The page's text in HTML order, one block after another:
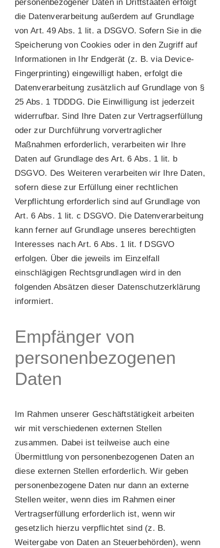
personenbezogener Daten in Drittstaaten erfolgt
die Datenverarbeitung außerdem auf Grundlage
von Art. 49 Abs. 1 lit. a DSGVO. Sofern Sie in die
Speicherung von Cookies oder in den Zugriff auf
Informationen in Ihr Endgerät (z. B. via Device-
Fingerprinting) eingewilligt haben, erfolgt die
Datenverarbeitung zusätzlich auf Grundlage von §
25 Abs. 1 TDDDG. Die Einwilligung ist jederzeit
widerrufbar. Sind Ihre Daten zur Vertragserfüllung
oder zur Durchführung vorvertraglicher
Maßnahmen erforderlich, verarbeiten wir Ihre
Daten auf Grundlage des Art. 6 Abs. 1 lit. b
DSGVO. Des Weiteren verarbeiten wir Ihre Daten,
sofern diese zur Erfüllung einer rechtlichen
Verpflichtung erforderlich sind auf Grundlage von
Art. 6 Abs. 1 lit. c DSGVO. Die Datenverarbeitung
kann ferner auf Grundlage unseres berechtigten
Interesses nach Art. 6 Abs. 1 lit. f DSGVO
erfolgen. Über die jeweils im Einzelfall
einschlägigen Rechtsgrundlagen wird in den
folgenden Absätzen dieser Datenschutzerklärung
informiert.
Empfänger von
personenbezogenen
Daten
Im Rahmen unserer Geschäftstätigkeit arbeiten
wir mit verschiedenen externen Stellen
zusammen. Dabei ist teilweise auch eine
Übermittlung von personenbezogenen Daten an
diese externen Stellen erforderlich. Wir geben
personenbezogene Daten nur dann an externe
Stellen weiter, wenn dies im Rahmen einer
Vertragserfüllung erforderlich ist, wenn wir
gesetzlich hierzu verpflichtet sind (z. B.
Weitergabe von Daten an Steuerbehörden), wenn